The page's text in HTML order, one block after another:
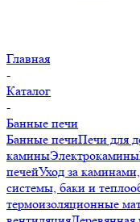
Главная
-
Каталог
-
Банные печи
Банные печиПечи для
каминыЭлектрокамины
печейУход за
системы, баки и
термоизоляционные